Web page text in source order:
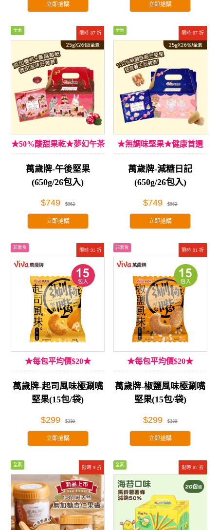
立即搶購 立即搶購
限時 87 折
全素
★50%酸甜果乾★夢幻午茶
享受
萬歲牌-午後堅果
(650g/26包入)
$749 $862
立即搶購
限時 87 折
全素
★無調味堅果★健康首選
萬歲牌-減糖日記
(650g/26包入)
$749 $862
立即搶購
限時 91 折
非素食
★每包平均價$20★
萬歲牌-起司風味極涮嘴
堅果(15包/袋)
$299 $330
立即搶購
限時 91 折
非素食
★每包平均價$20★
萬歲牌-椒鹽風味極涮嘴
堅果(15包/袋)
$299 $330
立即搶購
限時 9 折
全素
限時 87 折
全素